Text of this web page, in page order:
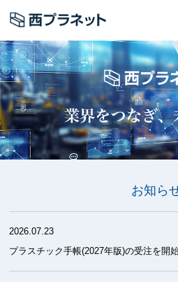
お知ら
2026.07.23
プラスチック手帳(2027年版)の受注を開